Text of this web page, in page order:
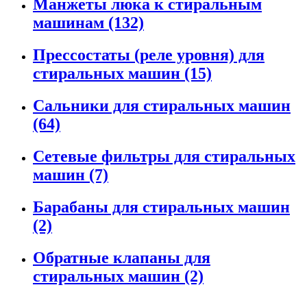
Манжеты люка к стиральным
машинам (132)
Прессостаты (реле уровня) для
стиральных машин (15)
Сальники для стиральных машин
(64)
Сетевые фильтры для стиральных
машин (7)
Барабаны для стиральных машин
(2)
Обратные клапаны для
стиральных машин (2)